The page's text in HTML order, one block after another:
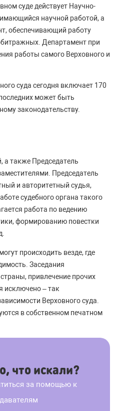
суде действует Научно-
научной работой, а
обеспечивающий работу
Департамент при
работы самого Верховного и
суда сегодня включает 170
может быть
законодательству.
а также Председатель
Председатель
и авторитетный судья,
судебного органа такого
работа по ведению
формированию повестки
происходить везде, где
Заседания
привлечение прочих
исключено – так
Верховного суда.
в собственном печатном
что искали?
за помощью к